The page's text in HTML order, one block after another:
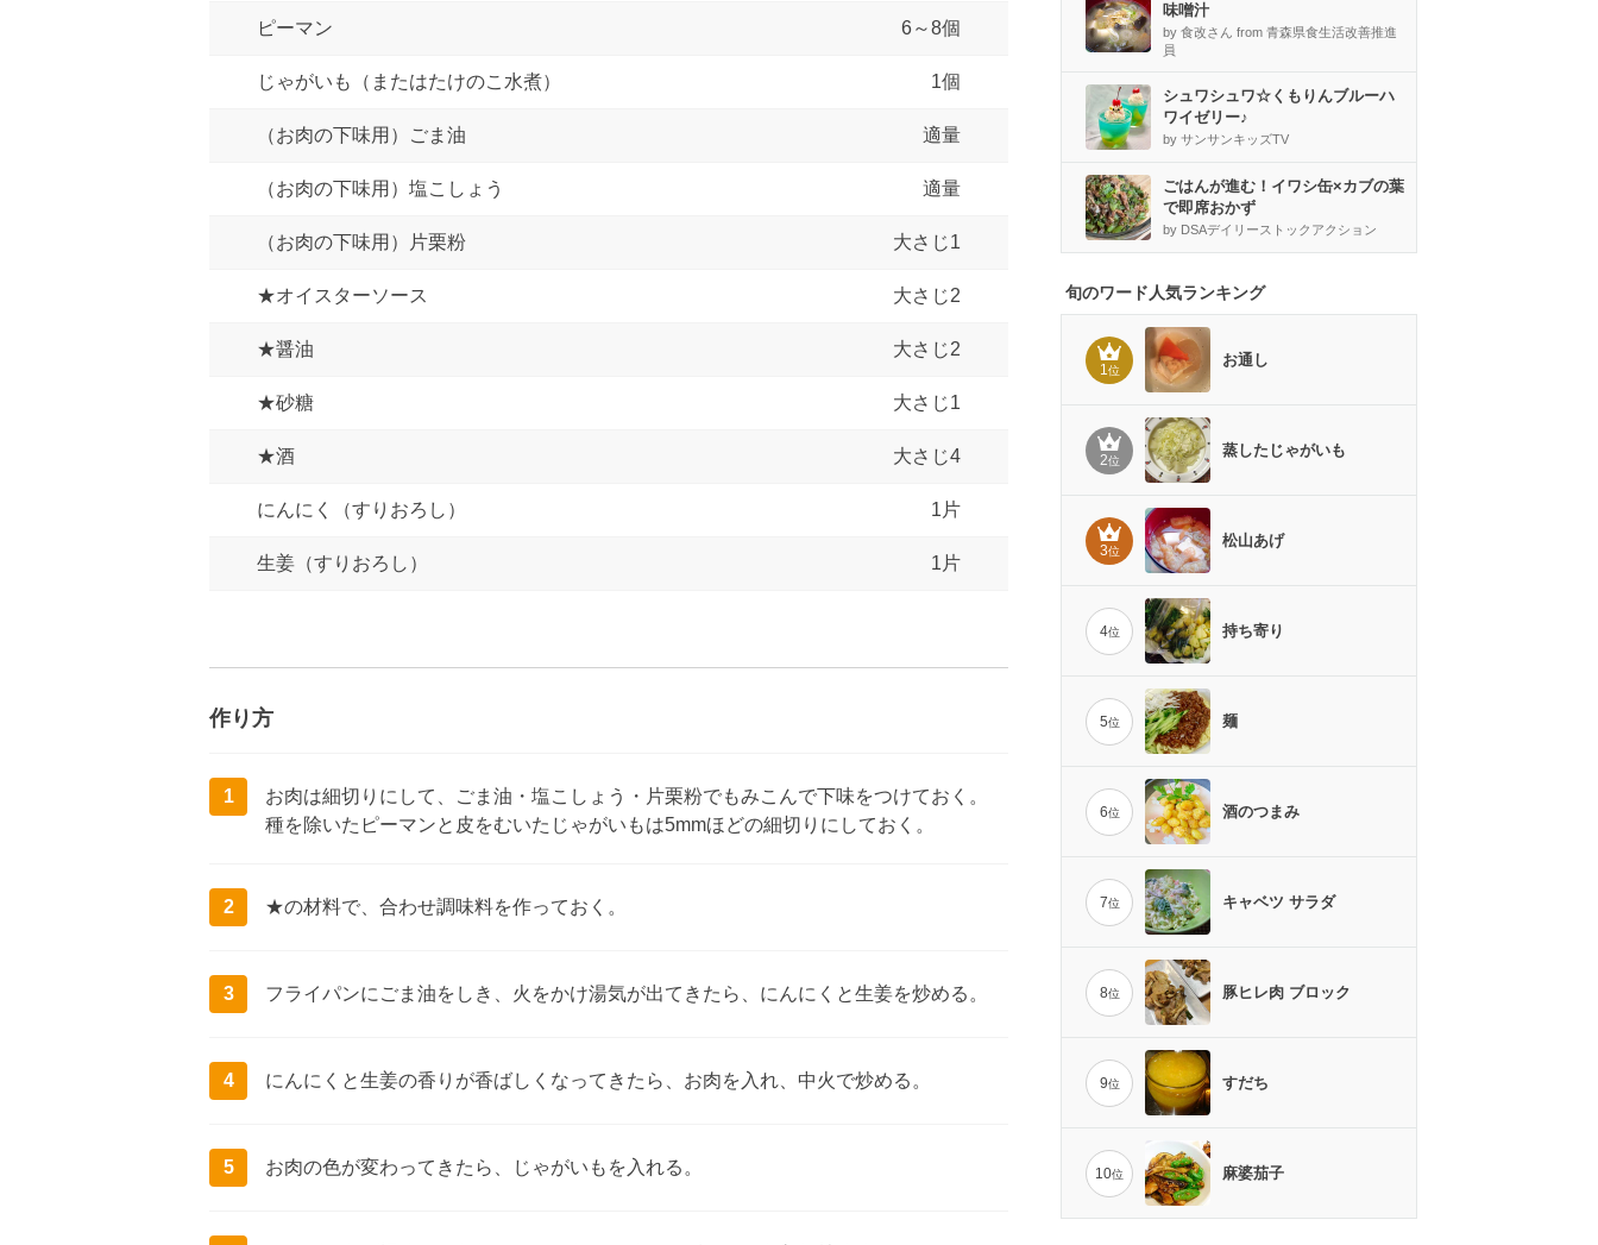
ピーマン 6～8個
じゃがいも（またはたけのこ水煮） 1個
（お肉の下味用）ごま油 適量
（お肉の下味用）塩こしょう 適量
（お肉の下味用）片栗粉 大さじ1
★オイスターソース 大さじ2
★醤油 大さじ2
★砂糖 大さじ1
★酒 大さじ4
にんにく（すりおろし） 1片
生姜（すりおろし） 1片
作り方
1
お肉は細切りにして、ごま油・塩こしょう・片栗粉でもみこんで下味をつけておく。
種を除いたピーマンと皮をむいたじゃがいもは5mmほどの細切りにしておく。
2 ★の材料で、合わせ調味料を作っておく。
3 フライパンにごま油をしき、火をかけ湯気が出てきたら、にんにくと生姜を炒める。
4 にんにくと生姜の香りが香ばしくなってきたら、お肉を入れ、中火で炒める。
5 お肉の色が変わってきたら、じゃがいもを入れる。
味噌汁
by 食改さん from 青森県食生活改善推進
員
シュワシュワ☆くもりんブルーハ
ワイゼリー♪
by サンサンキッズTV
ごはんが進む！イワシ缶×カブの葉
で即席おかず
by DSAデイリーストックアクション
旬のワード人気ランキング
1位
お通し
2位
蒸したじゃがいも
3位
松山あげ
4位 持ち寄り
5位 麺
6位 酒のつまみ
7位 キャベツ サラダ
8位 豚ヒレ肉 ブロック
9位 すだち
10位 麻婆茄子